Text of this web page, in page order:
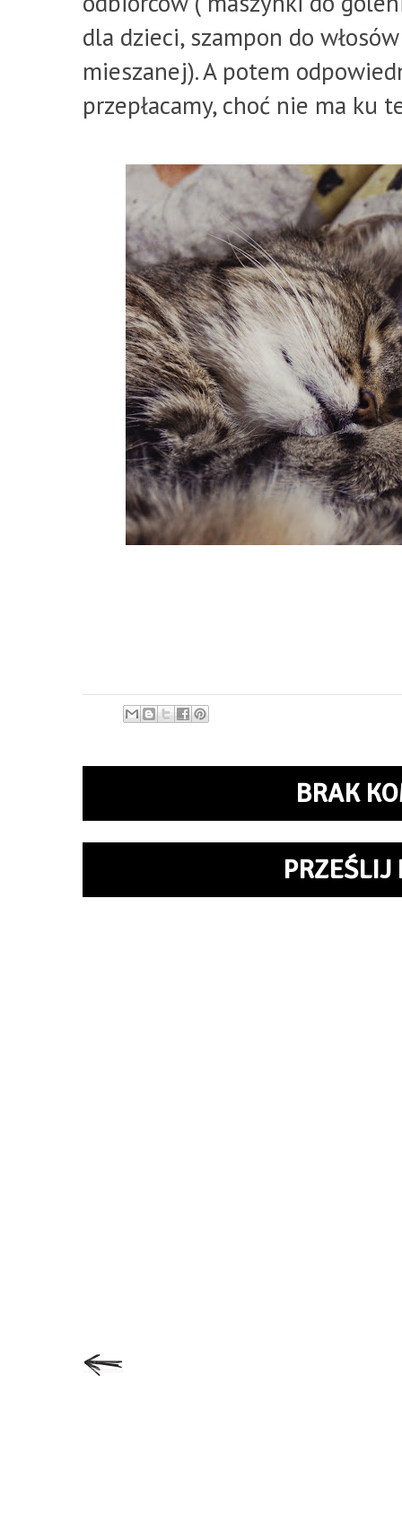
dla dzieci, szampon do
mieszanej). A potem
przepłacamy, choć nie ma ku
BRAK
PRZEŚLIJ